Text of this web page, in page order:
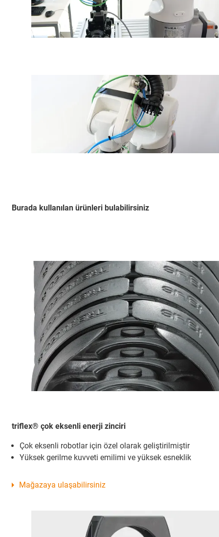
Burada kullanılan ürünleri bulabilirsiniz
triflex® çok eksenli enerji zinciri
Çok eksenli robotlar için özel olarak geliştirilmiştir
Yüksek gerilme kuvveti emilimi ve yüksek esneklik
Mağazaya ulaşabilirsiniz